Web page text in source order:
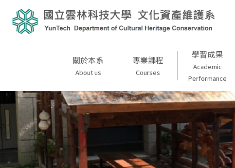
關於本系
About us
專業課程
Courses
學習成果
Academic
Performance